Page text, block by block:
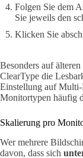
Folgen Sie dem
Sie jeweils den
Klicken Sie
Besonders auf
ClearType die
Einstellung auf
Monitortypen häufig
Skalierung pro
Wer mehrere
davon, dass sich